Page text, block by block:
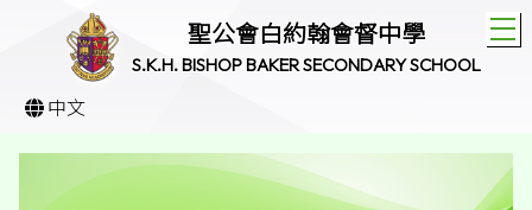
聖公會白約翰會督中學
S.K.H. BISHOP BAKER SECONDARY SCHOOL
中文